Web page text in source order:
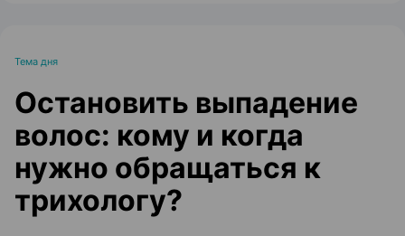
Тема дня
Остановить выпадение
волос: кому и когда
нужно обращаться к
трихологу?